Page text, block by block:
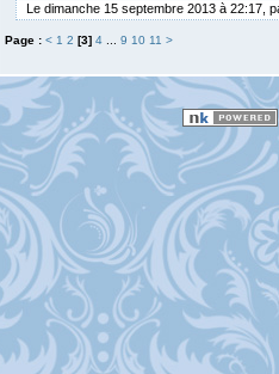
Le dimanche 15 septembre 2013 à 22:17,
Page : < 1 2 [3] 4 9 10 11 >